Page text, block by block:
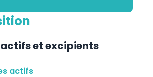
et excipients
actifs